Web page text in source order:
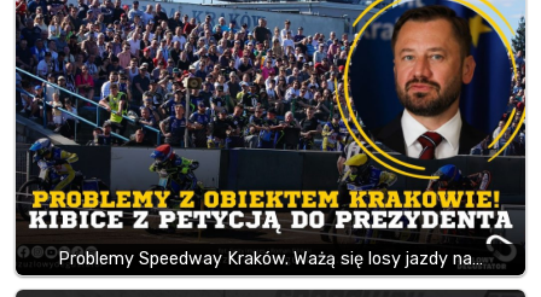
Problemy Speedway Kraków. Ważą się losy jazdy na…